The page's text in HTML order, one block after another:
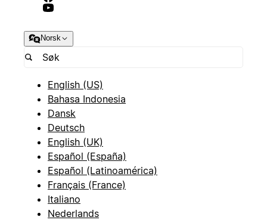
Norsk
English (US)
Bahasa Indonesia
Dansk
Deutsch
English (UK)
Español (España)
Español (Latinoamérica)
Français (France)
Italiano
Nederlands